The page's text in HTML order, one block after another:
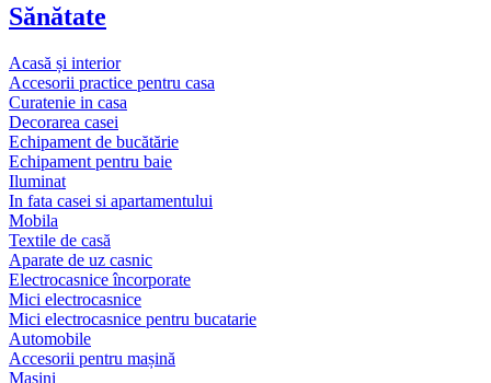
Sănătate
Acasă și interior
Accesorii practice pentru casa
Curatenie in casa
Decorarea casei
Echipament de bucătărie
Echipament pentru baie
Iluminat
In fata casei si apartamentului
Mobila
Textile de casă
Aparate de uz casnic
Electrocasnice încorporate
Mici electrocasnice
Mici electrocasnice pentru bucatarie
Automobile
Accesorii pentru mașină
Mașini